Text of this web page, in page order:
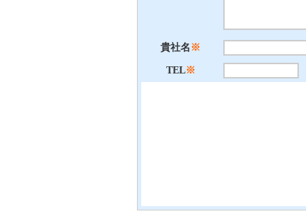
貴社名 ※
TEL※